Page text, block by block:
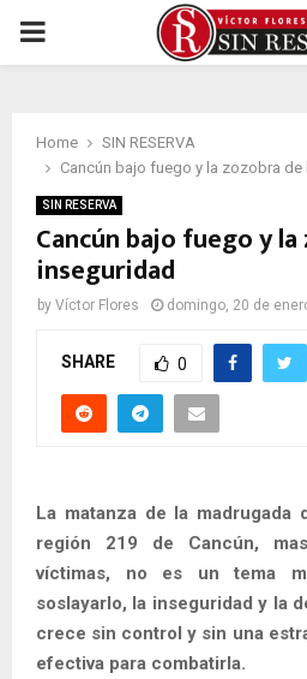
PRIMARY
Home
SIN RESERVA
Cancún bajo fuego y la zozobra de
SIN RESERVA
Cancún bajo fuego y
inseguridad
by Víctor Flores domingo, 20 de
SHARE 0
La matanza de la madrugada
región 219 de Cancún,
víctimas, no es un tema
soslayarlo, la inseguridad y la
crece sin control y sin una
efectiva para combatirla.